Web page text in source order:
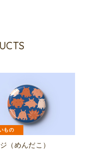
もの
（めんだこ）